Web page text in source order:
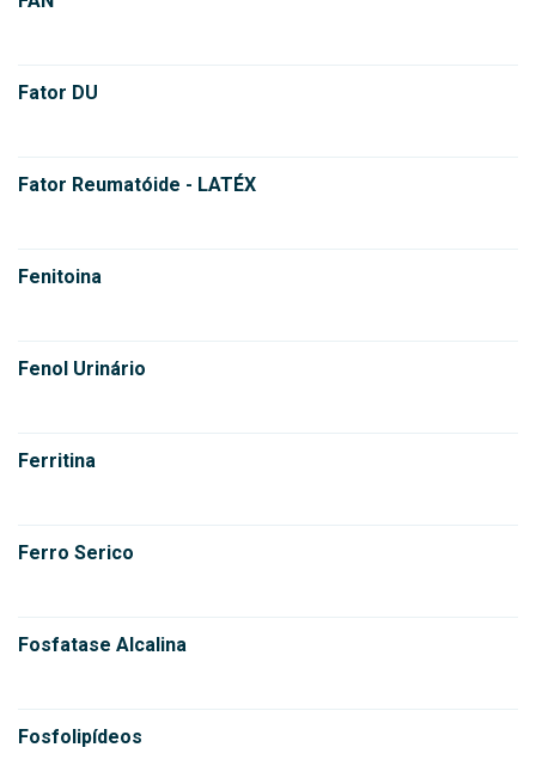
Fator DU
Fator Reumatóide - LATÉX
Fenitoina
Fenol Urinário
Ferritina
Ferro Serico
Fosfatase Alcalina
Fosfolipídeos